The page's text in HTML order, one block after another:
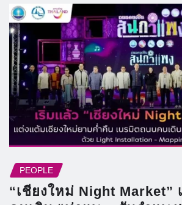
PEOPLE
“เชียงใหม่ Night Market”